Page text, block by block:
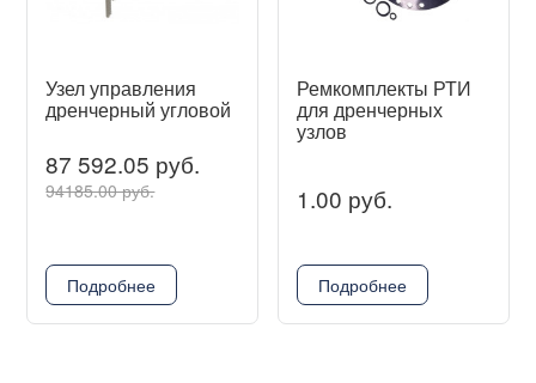
Узел управления
дренчерный угловой
87 592.05 руб.
94185.00 руб.
Подробнее
Ремкомплекты РТИ
для дренчерных
узлов
1.00 руб.
Подробнее